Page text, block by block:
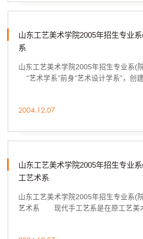
山东工艺美术学院2005年招生专业
系
山东工艺美术学院2005年招生专业系
“艺术学系”前身“艺术设计学系”，创
2004.12.07
山东工艺美术学院2005年招生专业
工艺术系
山东工艺美术学院2005年招生专业系
艺术系 现代手工艺系是在原工艺美